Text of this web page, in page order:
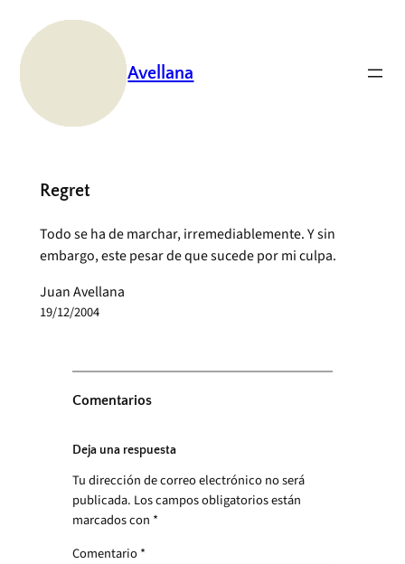
contenido
Avellana
Regret
Todo se ha de marchar, irremediablemente. Y sin
embargo, este pesar de que sucede por mi culpa.
Juan Avellana
19/12/2004
Comentarios
Deja una respuesta
Tu dirección de correo electrónico no será
publicada. Los campos obligatorios están
marcados con *
Comentario*